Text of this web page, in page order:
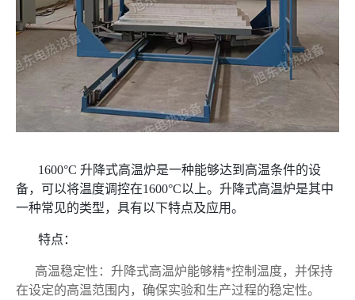
1600°C 升降式高温炉是一种能够达到高温条件的设
备，可以将温度调控在1600°C以上。升降式高温炉是其中
一种常见的类型，具有以下特点及应用。
特点：
高温稳定性：升降式高温炉能够精*控制温度，并保持
在设定的高温范围内，确保实验和生产过程的稳定性。